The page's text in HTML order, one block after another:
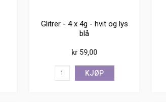
Glitrer - 4 x 4g - hvit og lys
blå
kr 59,00
KJØP